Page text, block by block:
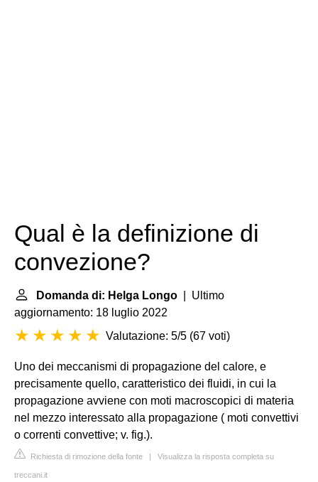
Qual è la definizione di
convezione?
Domanda di: Helga Longo | Ultimo
aggiornamento: 18 luglio 2022
Valutazione: 5/5 (67 voti)
Uno dei meccanismi di propagazione del calore, e
precisamente quello, caratteristico dei fluidi, in cui la
propagazione avviene con moti macroscopici di materia
nel mezzo interessato alla propagazione ( moti convettivi
o correnti convettive; v. fig.).
Richiesta di rimozione della fonte | Visualizza la risposta completa su
treccani.it